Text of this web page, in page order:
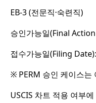
EB-3 (전문직·숙련직)
승인가능일(Final
접수가능일(Filing
※ PERM 승인 케이스는
USCIS 차트 적용 여부